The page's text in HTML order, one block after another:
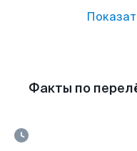
Факты по